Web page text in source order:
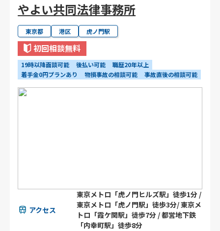
やよい共同法律事務所
東京都 港区 虎ノ門駅
初回相談無料
19時以降面談可能 後払い可能
職歴20年以上
着手金0円プランあり
物損事故の相談可能 事故直後の相談可能
アクセス
東京メトロ「虎ノ門ヒルズ駅」徒歩1分 /
東京メトロ「虎ノ門駅」徒歩3分/ 東京メ
トロ「霞ケ関駅」徒歩7分 / 都営地下鉄
「内幸町駅」徒歩8分